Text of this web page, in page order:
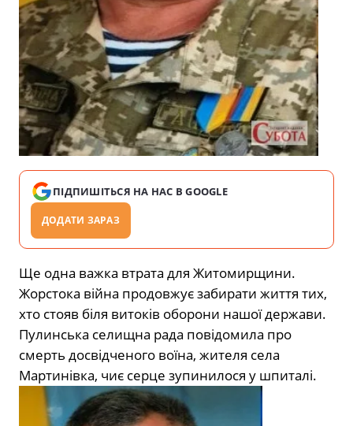
ПІДПИШІТЬСЯ НА НАС В GOOGLE
ДОДАТИ ЗАРАЗ
Ще одна важка втрата для Житомирщини.
Жорстока війна продовжує забирати життя тих,
хто стояв біля витоків оборони нашої держави.
Пулинська селищна рада повідомила про
смерть досвідченого воїна, жителя села
Мартинівка, чиє серце зупинилося у шпиталі.